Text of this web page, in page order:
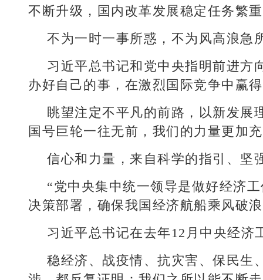
不断升级，国内改革发展稳定任务繁
不为一时一事所惑，不为风高浪急
习近平总书记和党中央指明前进方
办好自己的事，在激烈国际竞争中赢
眺望注定不平凡的前路，以新发展
国号巨轮一往无前，我们的力量更加
信心和力量，来自科学的指引、坚
“党中央集中统一领导是做好经济
决策部署，确保我国经济航船乘风破
习近平总书记在去年12月中央经
稳经济、战疫情、抗灾害、保民